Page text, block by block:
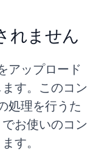
れません
アップロード
す。このコン
処理を行うた
お使いのコン
す。